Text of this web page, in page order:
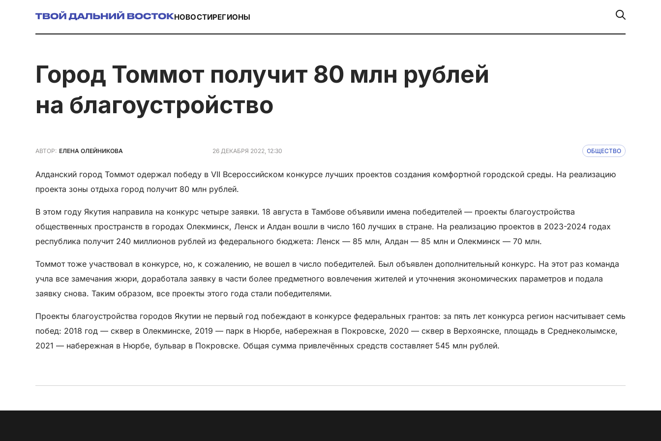
НОВОСТИРЕГИОНЫ
Город Томмот получит 80 млн рублей
на благоустройство
АВТОР: ЕЛЕНА ОЛЕЙНИКОВА 26 ДЕКАБРЯ 2022, 12:30 ОБЩЕСТВО
Алданский город Томмот одержал победу в VII Всероссийском конкурсе лучших проектов создания комфортной городской среды. На реализацию
проекта зоны отдыха город получит 80 млн рублей.
В этом году Якутия направила на конкурс четыре заявки. 18 августа в Тамбове объявили имена победителей — проекты благоустройства
общественных пространств в городах Олекминск, Ленск и Алдан вошли в число 160 лучших в стране. На реализацию проектов в 2023-2024 годах
республика получит 240 миллионов рублей из федерального бюджета: Ленск — 85 млн, Алдан — 85 млн и Олекминск — 70 млн.
Томмот тоже участвовал в конкурсе, но, к сожалению, не вошел в число победителей. Был объявлен дополнительный конкурс. На этот раз команда
учла все замечания жюри, доработала заявку в части более предметного вовлечения жителей и уточнения экономических параметров и подала
заявку снова. Таким образом, все проекты этого года стали победителями.
Проекты благоустройства городов Якутии не первый год побеждают в конкурсе федеральных грантов: за пять лет конкурса регион насчитывает семь
побед: 2018 год — сквер в Олекминске, 2019 — парк в Нюрбе, набережная в Покровске, 2020 — сквер в Верхоянске, площадь в Среднеколымске,
2021 — набережная в Нюрбе, бульвар в Покровске. Общая сумма привлечённых средств составляет 545 млн рублей.